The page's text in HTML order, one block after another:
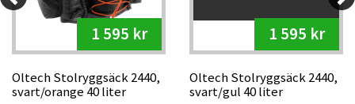
1 595 kr
Oltech Stolryggsäck 2440,
svart/orange 40 liter
1 595 kr
Oltech Stolryggsäck 2440,
svart/gul 40 liter